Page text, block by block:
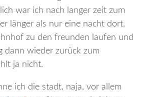
war ich nach langer zeit zum
länger als nur eine nacht dort.
zu den freunden laufen und
dann wieder zurück zum
ja nicht.
ich die stadt, naja, vor allem